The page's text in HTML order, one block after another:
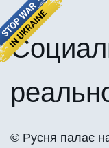
©️ Русня палає на